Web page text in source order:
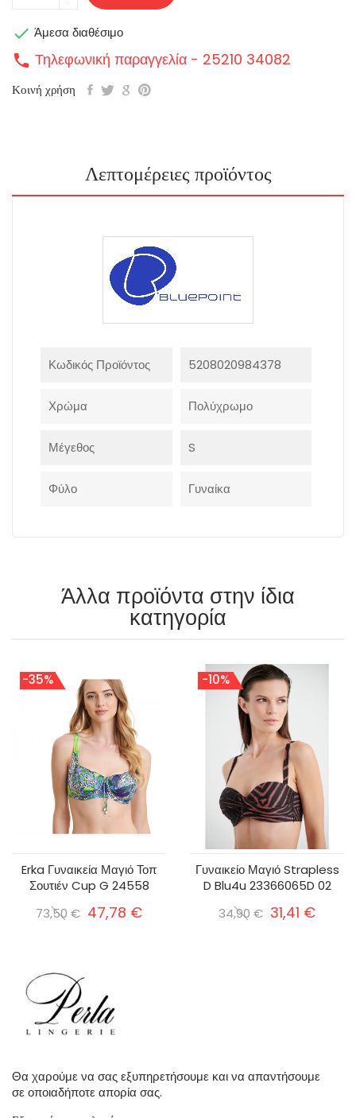
 Άμεσα διαθέσιμο
call Τηλεφωνική παραγγελία - 25210 34082
Κοινή χρήση
Λεπτομέρειες προϊόντος
Κωδικός Προϊόντος 5208020984378
Χρώμα Πολύχρωμο
Μέγεθος S
Φύλο Γυναίκα
Άλλα προϊόντα στην ίδια
κατηγορία
-35%
Erka Γυναικεία Μαγιό Τοπ
Σουτιέν Cup G 24558
73,50 € 47,78 €
-10%
Γυναικείο Μαγιό Strapless
D Blu4u 23366065D 02
34,90 € 31,41 €
Θα χαρούμε να σας εξυπηρετήσουμε και να απαντήσουμε
σε οποιαδήποτε απορία σας.